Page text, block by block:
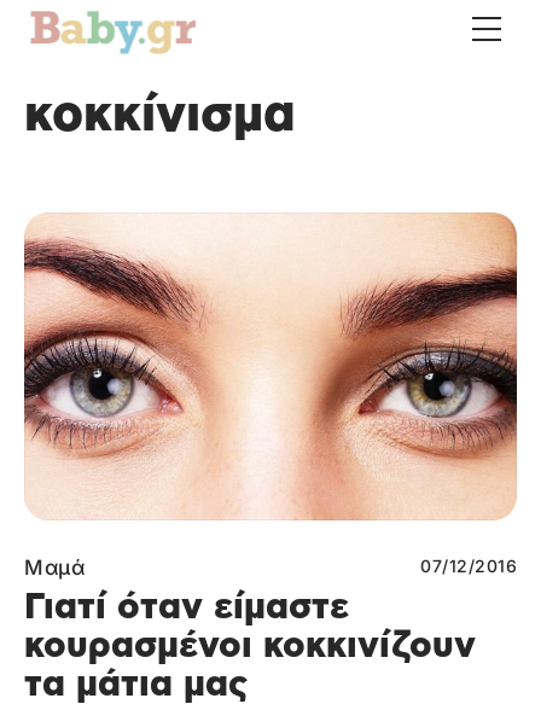
κοκκίνισμα
Μαμά 07/12/2016
Γιατί όταν είμαστε
κουρασμένοι κοκκινίζουν
τα μάτια μας